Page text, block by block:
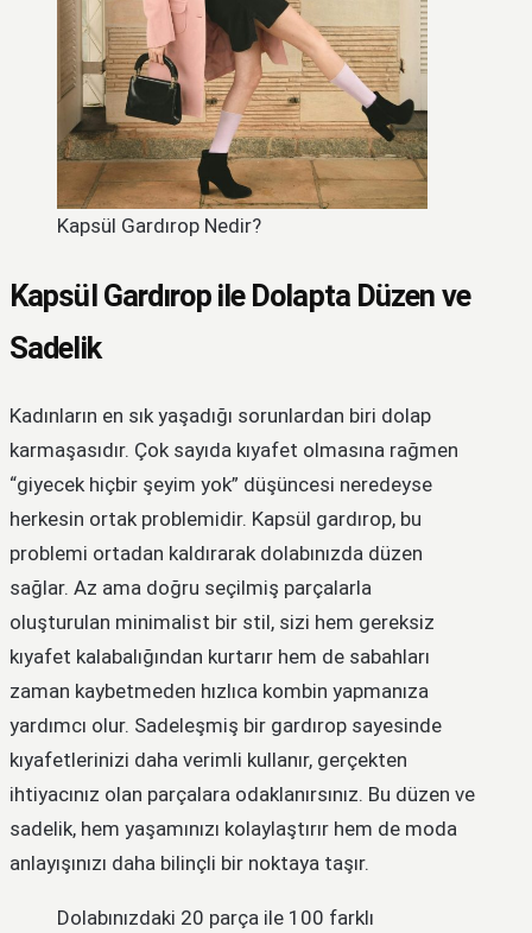
Kapsül Gardırop Nedir?
Kapsül Gardırop ile Dolapta Düzen ve
Sadelik
Kadınların en sık yaşadığı sorunlardan biri dolap
karmaşasıdır. Çok sayıda kıyafet olmasına rağmen
“giyecek hiçbir şeyim yok” düşüncesi neredeyse
herkesin ortak problemidir. Kapsül gardırop, bu
problemi ortadan kaldırarak dolabınızda düzen
sağlar. Az ama doğru seçilmiş parçalarla
oluşturulan minimalist bir stil, sizi hem gereksiz
kıyafet kalabalığından kurtarır hem de sabahları
zaman kaybetmeden hızlıca kombin yapmanıza
yardımcı olur. Sadeleşmiş bir gardırop sayesinde
kıyafetlerinizi daha verimli kullanır, gerçekten
ihtiyacınız olan parçalara odaklanırsınız. Bu düzen ve
sadelik, hem yaşamınızı kolaylaştırır hem de moda
anlayışınızı daha bilinçli bir noktaya taşır.
Dolabınızdaki 20 parça ile 100 farklı